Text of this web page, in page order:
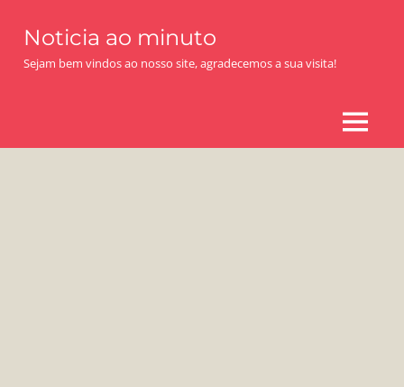
content
Noticia ao minuto
Sejam bem vindos ao nosso site, agradecemos a sua visita!
MENU